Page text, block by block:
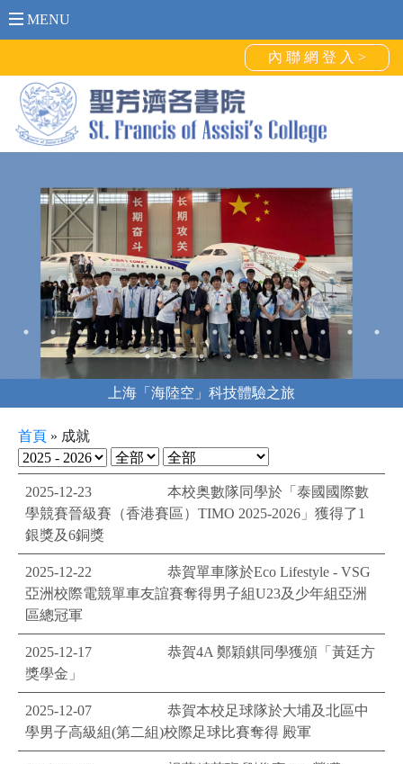
MENU
內 聯 網 登 入 >
上海「海陸空」科技體驗之旅
首頁 » 成就
2025-12-23
本校奥數隊同學於「泰國國際數
學競賽晉級賽（香港賽區）TIMO 2025-2026」獲得了1
銀獎及6銅獎
2025-12-22
恭賀單車隊於Eco Lifestyle - VSG
亞洲校際電競單車友誼賽奪得男子組U23及少年組亞洲
區總冠軍
2025-12-17
恭賀4A 鄭穎錤同學獲頒「黃廷方
獎學金」
2025-12-07
恭賀本校足球隊於大埔及北區中
學男子高級組(第二組)校際足球比賽奪得 殿軍